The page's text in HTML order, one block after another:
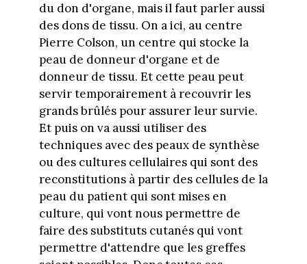
du don d'organe, mais il faut parler aussi
des dons de tissu. On a ici, au centre
Pierre Colson, un centre qui stocke la
peau de donneur d'organe et de
donneur de tissu. Et cette peau peut
servir temporairement à recouvrir les
grands brûlés pour assurer leur survie.
Et puis on va aussi utiliser des
techniques avec des peaux de synthèse
ou des cultures cellulaires qui sont des
reconstitutions à partir des cellules de la
peau du patient qui sont mises en
culture, qui vont nous permettre de
faire des substituts cutanés qui vont
permettre d'attendre que les greffes